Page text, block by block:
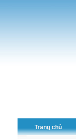
Trang chủ